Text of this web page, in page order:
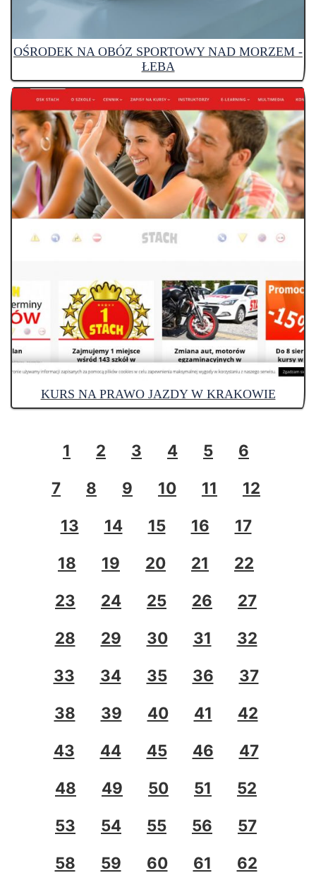
OŚRODEK NA OBÓZ SPORTOWY NAD MORZEM -
ŁEBA
KURS NA PRAWO JAZDY W KRAKOWIE
1 2 3 4 5
6
7
8 9 10 11
12
13
14 15 16
17
18
19 20 21
22
23
24 25 26
27
28
29 30 31
32
33
34 35 36
37
38
39 40 41
42
43
44 45 46
47
48
49 50 51
52
53
54 55 56
57
58
59 60 61
62